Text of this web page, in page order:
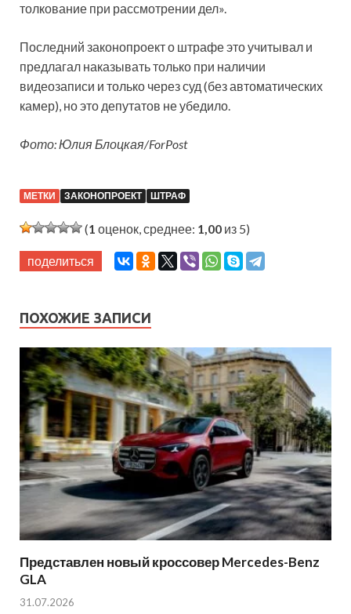
толкование при рассмотрении дел».
Последний законопроект о штрафе это учитывал и
предлагал наказывать только при наличии
видеозаписи и только через суд (без автоматических
камер), но это депутатов не убедило.
Фото: Юлия Блоцкая/ForPost
МЕТКИ ЗАКОНОПРОЕКТ ШТРАФ
(1 оценок, среднее: 1,00 из 5)
поделиться
ПОХОЖИЕ ЗАПИСИ
Представлен новый кроссовер Mercedes-Benz
GLA
31.07.2026